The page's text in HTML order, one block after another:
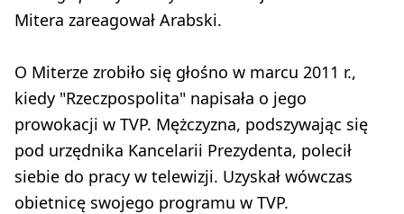
Mitera zareagował Arabski.
O Miterze zrobiło się głośno w marcu 2011 r.,
kiedy "Rzeczpospolita" napisała o jego
prowokacji w TVP. Mężczyzna, podszywając się
pod urzędnika Kancelarii Prezydenta, polecił
siebie do pracy w telewizji. Uzyskał wówczas
obietnicę swojego programu w TVP.